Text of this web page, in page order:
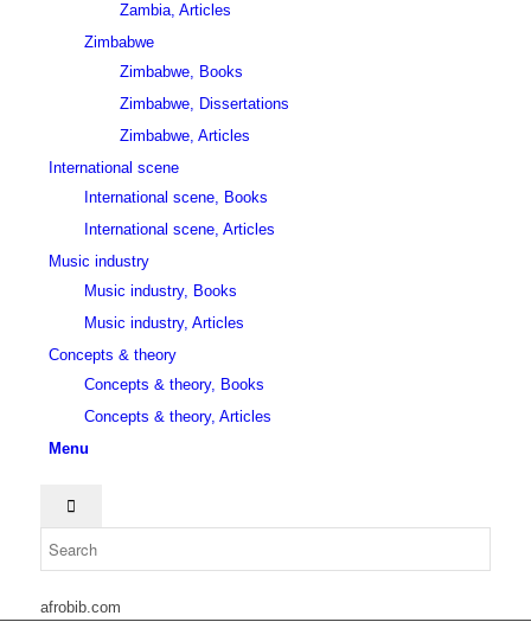
Zambia, Articles
Zimbabwe
Zimbabwe, Books
Zimbabwe, Dissertations
Zimbabwe, Articles
International scene
International scene, Books
International scene, Articles
Music industry
Music industry, Books
Music industry, Articles
Concepts & theory
Concepts & theory, Books
Concepts & theory, Articles
Menu
afrobib.com